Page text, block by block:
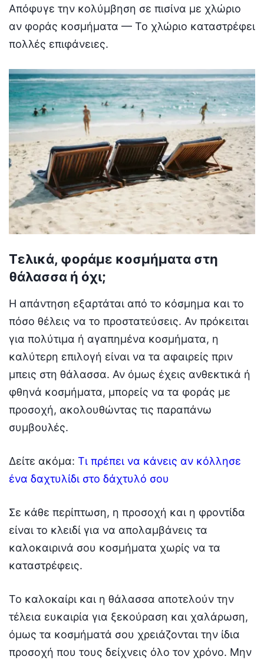
Απόφυγε την κολύμβηση σε πισίνα με χλώριο
αν φοράς κοσμήματα — Το χλώριο καταστρέφει
πολλές επιφάνειες.
Τελικά, φοράμε κοσμήματα στη
θάλασσα ή όχι;
Η απάντηση εξαρτάται από το κόσμημα και το
πόσο θέλεις να το προστατεύσεις. Αν πρόκειται
για πολύτιμα ή αγαπημένα κοσμήματα, η
καλύτερη επιλογή είναι να τα αφαιρείς πριν
μπεις στη θάλασσα. Αν όμως έχεις ανθεκτικά ή
φθηνά κοσμήματα, μπορείς να τα φοράς με
προσοχή, ακολουθώντας τις παραπάνω
συμβουλές.
Δείτε ακόμα: Τι πρέπει να κάνεις αν κόλλησε
ένα δαχτυλίδι στο δάχτυλό σου
Σε κάθε περίπτωση, η προσοχή και η φροντίδα
είναι το κλειδί για να απολαμβάνεις τα
καλοκαιρινά σου κοσμήματα χωρίς να τα
καταστρέφεις.
Το καλοκαίρι και η θάλασσα αποτελούν την
τέλεια ευκαιρία για ξεκούραση και χαλάρωση,
όμως τα κοσμήματά σου χρειάζονται την ίδια
προσοχή που τους δείχνεις όλο τον χρόνο. Μην